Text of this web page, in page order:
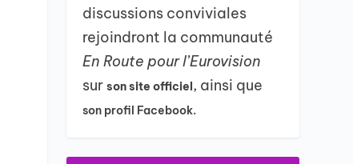
discussions conviviales
rejoindront la communauté
En Route pour l’Eurovision
surson site officiel, ainsi que
son profil Facebook.